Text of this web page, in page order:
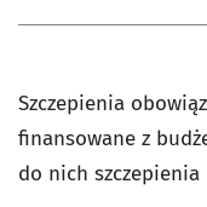
Szczepienia
finansowane z
do nich szczepienia